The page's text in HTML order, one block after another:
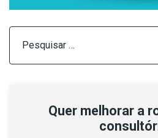
Quer melhorar a